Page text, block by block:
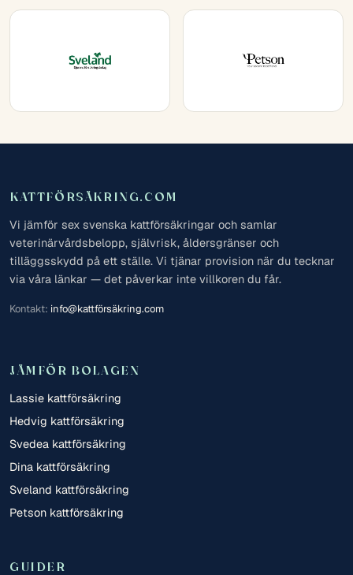
KATTFÖRSÄKRING.COM
Vi jämför sex svenska kattförsäkringar och samlar
veterinärvårdsbelopp, självrisk, åldersgränser och
tilläggsskydd på ett ställe. Vi tjänar provision när du tecknar
via våra länkar — det påverkar inte villkoren du får.
Kontakt: info@kattförsäkring.com
JÄMFÖR BOLAGEN
Lassie kattförsäkring
Hedvig kattförsäkring
Svedea kattförsäkring
Dina kattförsäkring
Sveland kattförsäkring
Petson kattförsäkring
GUIDER